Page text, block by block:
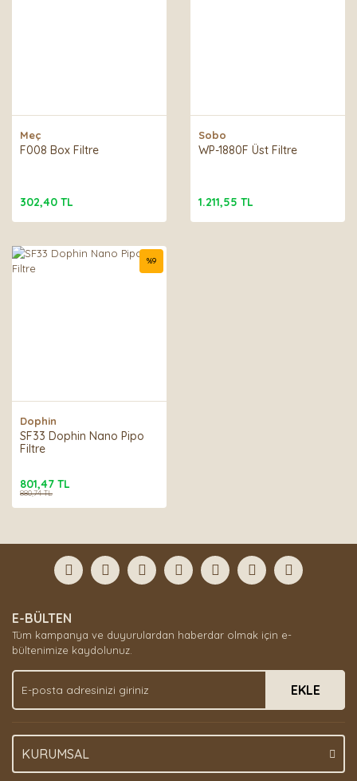
Meç
F008 Box Filtre
302,40 TL
Sobo
WP-1880F Üst Filtre
1.211,55 TL
Dophin
SF33 Dophin Nano Pipo
Filtre
%9
801,47 TL
880,74 TL
E-BÜLTEN
Tüm kampanya ve duyurulardan haberdar olmak için e-
bültenimize kaydolunuz.
EKLE
KURUMSAL